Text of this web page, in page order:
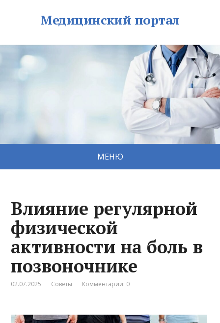
Медицинский портал
МЕНЮ
Влияние регулярной
физической
активности на боль в
позвоночнике
02.07.2025 Советы Комментарии: 0